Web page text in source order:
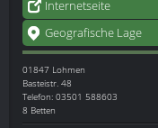
Internetseite
Geografische Lage
01847 Lohmen
Basteistr. 48
Telefon: 03501 588603
8 Betten